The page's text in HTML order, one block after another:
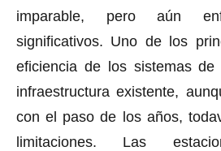
imparable, pero aún
significativos. Uno de los
eficiencia de los sistemas
infraestructura existente,
con el paso de los años,
limitaciones. Las